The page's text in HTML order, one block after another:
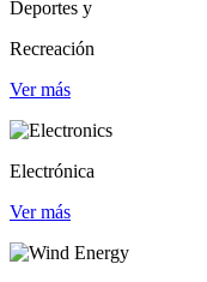
Deportes y
Recreación
Ver más
Electrónica
Ver más